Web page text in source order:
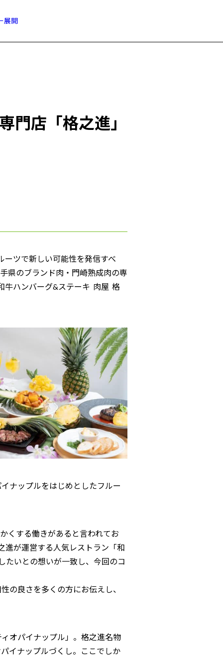
展開
門店「格之進」
ツで新しい可能性を発信すべ
県のブランド肉・門崎熟成肉の専
牛ハンバーグ&ステーキ 肉屋 格
ナップルをはじめとしたフルー
くする働きがあると言われてお
進が運営する人気レストラン「和
たいとの想いが一致し、今回のコ
の良さを多くの方にお伝えし、
オパイナップル」。格之進名物
イナップルづくし。ここでしか